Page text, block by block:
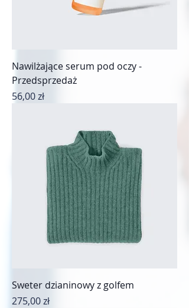
Nawilżające serum pod oczy -
Przedsprzedaż
Cena
56,00 zł
Sweter dzianinowy z golfem
Cena
275,00 zł